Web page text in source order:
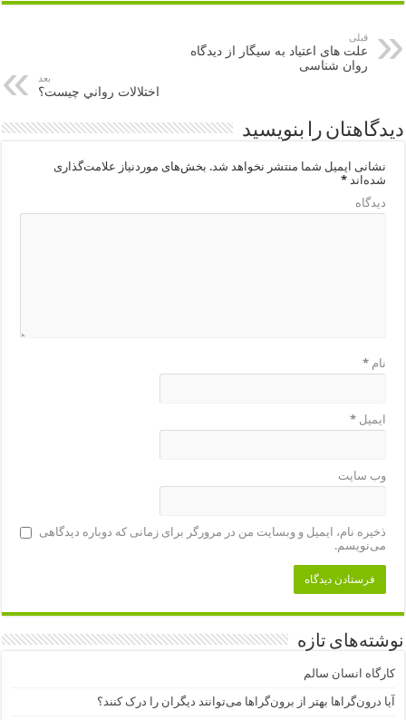
قبلی
علت‌ های اعتیاد به سیگار از دیدگاه
روان‌ شناسی
بعد
اختلالات رواني چیست؟
دیدگاهتان را بنویسید
نشانی ایمیل شما منتشر نخواهد شد. بخش‌های موردنیاز علامت‌گذاری
شده‌اند*
دیدگاه
نام*
ایمیل*
وب‌ سایت
ذخیره نام، ایمیل و وبسایت من در مرورگر برای زمانی که دوباره دیدگاهی
می‌نویسم.
نوشته‌های تازه
کارگاه انسان سالم
آیا درون‌گراها بهتر از برون‌گراها می‌توانند دیگران را درک کنند؟